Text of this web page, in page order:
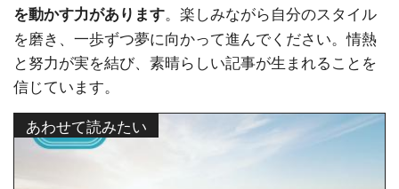
を動かす力があります。楽しみながら自分のスタイル
を磨き、一歩ずつ夢に向かって進んでください。情熱
と努力が実を結び、素晴らしい記事が生まれることを
信じています。
あわせて読みたい